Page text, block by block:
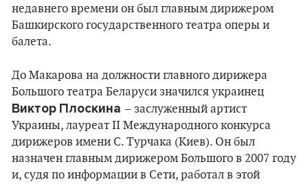
недавнего времени он был главным дирижером
Башкирского государственного театра оперы и
балета.
До Макарова на должности главного дирижера
Большого театра Беларуси значился украинец
Виктор Плоскина – заслуженный артист
Украины, лауреат II Международного конкурса
дирижеров имени С. Турчака (Киев). Он был
назначен главным дирижером Большого в 2007 году
и, судя по информации в Сети, работал в этой